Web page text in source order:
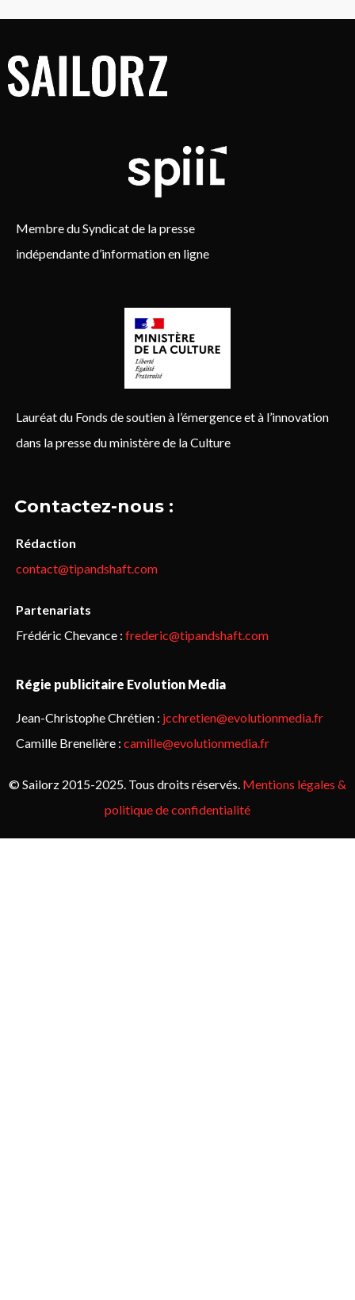
Membre du Syndicat de la presse
indépendante d’information en ligne
Lauréat du Fonds de soutien à l’émergence et à l’innovation
dans la presse du ministère de la Culture
Contactez-nous :
Rédaction
contact@tipandshaft.com
Partenariats
Frédéric Chevance : frederic@tipandshaft.com
Régie publicitaire Evolution Media
Jean-Christophe Chrétien : jcchretien@evolutionmedia.fr
Camille Brenelière : camille@evolutionmedia.fr
© Sailorz 2015-2025. Tous droits réservés. Mentions légales &
politique de confidentialité